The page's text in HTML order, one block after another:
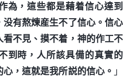
為，這些都是藉着信心達到
有熬煉産生不了信心。信心
不見、摸不着，神的作工不
到時，人所該具備的真實的
，這就是我所説的信心。 」